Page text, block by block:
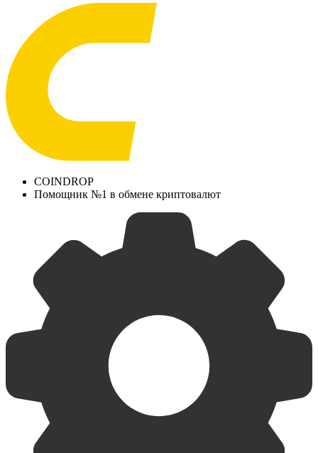
COINDROP
Помощник №1 в обмене криптовалют